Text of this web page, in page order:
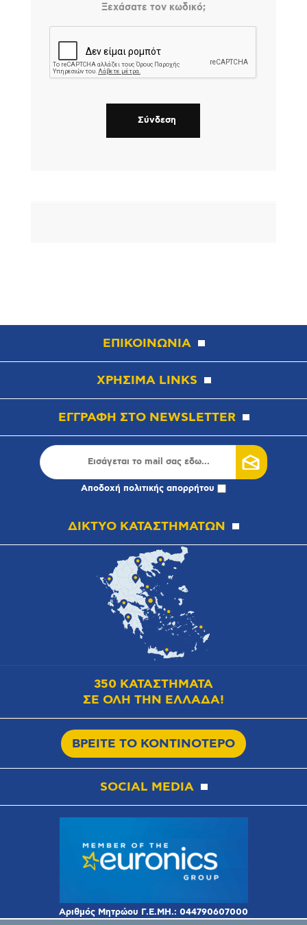
Ξεχάσατε τον κωδικό;
ΕΠΙΚΟΙΝΩΝΙΑ
ΧΡΗΣΙΜΑ LINKS
ΕΓΓΡΑΦΗ ΣΤΟ NEWSLETTER
Αποδοχή πολιτικής απορρήτου
ΔΙΚΤΥΟ ΚΑΤΑΣΤΗΜΑΤΩΝ
350 ΚΑΤΑΣΤΗΜΑΤΑ
ΣΕ ΟΛΗ ΤΗΝ ΕΛΛΑΔΑ!
ΒΡΕΙΤΕ ΤΟ ΚΟΝΤΙΝΟΤΕΡΟ
SOCIAL MEDIA